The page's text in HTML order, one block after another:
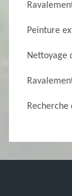
Peinture
Nettoyage